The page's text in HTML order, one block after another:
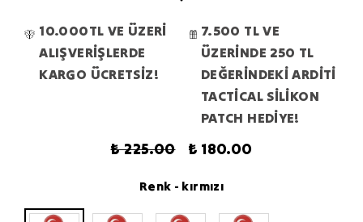
10.000TL VE ÜZERİ
ALIŞVERİŞLERDE
KARGO ÜCRETSİZ!
7.500 TL VE
ÜZERİNDE 250 TL
DEĞERİNDEKİ ARDİTİ
TACTİCAL SİLİKON
PATCH HEDİYE!
₺ 225.00 ₺ 180.00
Renk - kırmızı